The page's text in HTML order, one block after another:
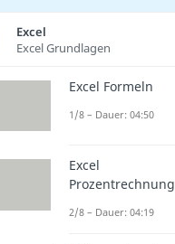
Excel
Excel Grundlagen
Excel Formeln
1/8 – Dauer: 04:50
Excel
Prozentrechnung
2/8 – Dauer: 04:19